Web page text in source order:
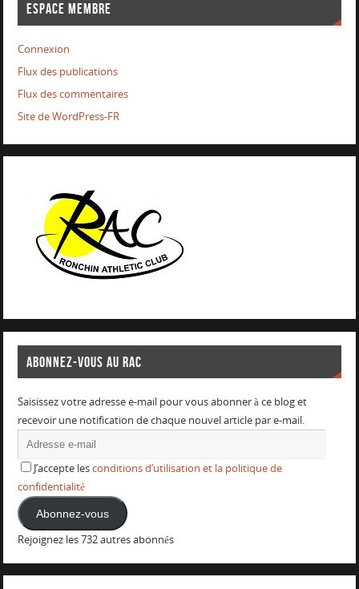
ESPACE MEMBRE
Connexion
Flux des publications
Flux des commentaires
Site de WordPress-FR
ABONNEZ-VOUS AU RAC
Saisissez votre adresse e-mail pour vous abonner à ce blog et
recevoir une notification de chaque nouvel article par e-mail.
J’accepte lesconditions d’utilisation et la politique de
confidentialité
Abonnez-vous
Rejoignez les 732 autres abonnés